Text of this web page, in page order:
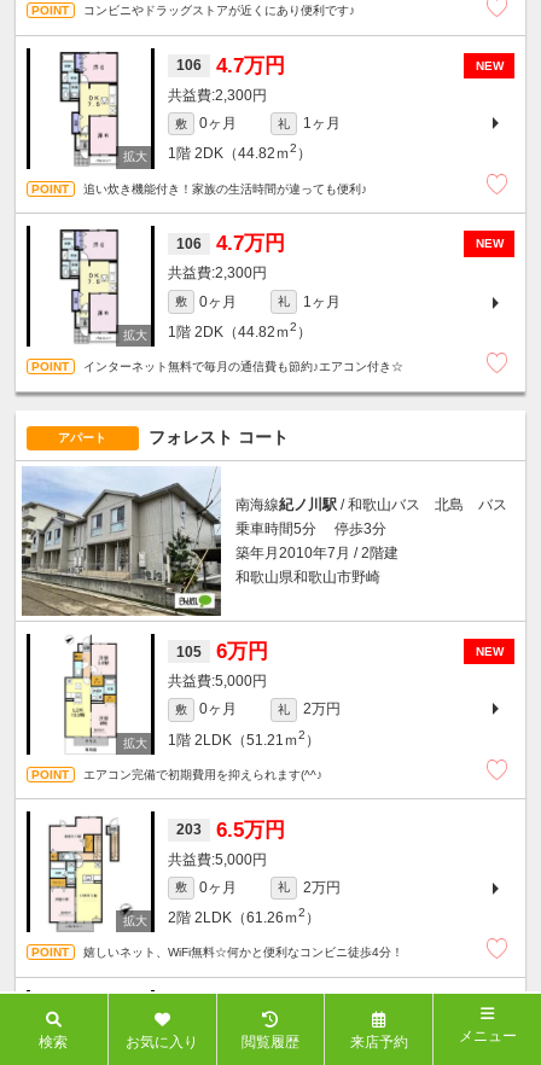
コンビニやドラッグストアが近くにあり便利です♪
NEW
106 4.7万円
2,300円
敷 0ヶ月 礼
1ヶ月
1階 2DK（44.82ｍ2 ）
追い炊き機能付き！家族の生活時間が違っても便利♪
NEW
106 4.7万円
2,300円
敷 0ヶ月 礼
1ヶ月
1階 2DK（44.82ｍ2 ）
インターネット無料で毎月の通信費も節約♪エアコン付き☆
アパート フォレスト コート
南海線紀ノ川駅 / 和歌山バス 北島 バス
乗車時間5分 停歩3分
築年月2010年7月 / 2階建
和歌山県和歌山市野崎
NEW
105 6万円
5,000円
敷 0ヶ月 礼
2万円
1階 2LDK（51.21ｍ2 ）
エアコン完備で初期費用を抑えられます(^^♪
203 6.5万円
5,000円
敷 0ヶ月 礼
2万円
2階 2LDK（61.26ｍ2 ）
嬉しいネット、WiFi無料☆何かと便利なコンビニ徒歩4分！
6.5万円
5,000円
検索 お気に入り 閲覧履歴 来店予約 メニュー